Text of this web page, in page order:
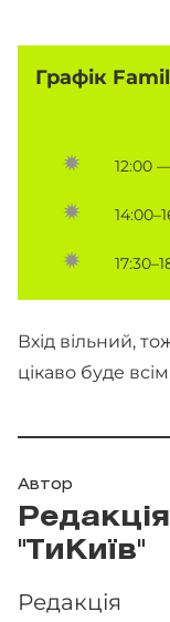
Графік
12:00
Вхід вільний,
цікаво буде
Автор
Редакція
"ТиКиїв"
Редакція